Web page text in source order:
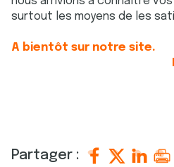
surtout les moyens de les
A bientôt sur notre site.
Le
Partager :